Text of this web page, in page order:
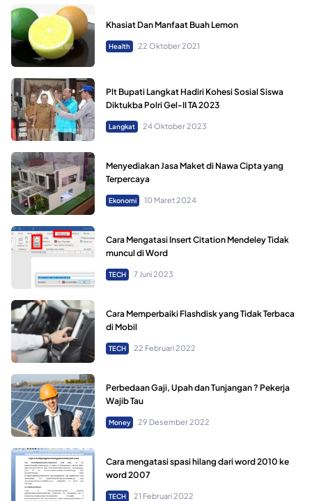
Khasiat Dan Manfaat Buah Lemon
Health 22 Oktober 2021
Plt Bupati Langkat Hadiri Kohesi Sosial Siswa
Diktukba Polri Gel-II TA 2023
Langkat 24 Oktober 2023
Menyediakan Jasa Maket di Nawa Cipta yang
Terpercaya
Ekonomi 10 Maret 2024
Cara Mengatasi Insert Citation Mendeley Tidak
muncul di Word
TECH 7 Juni 2023
Cara Memperbaiki Flashdisk yang Tidak Terbaca
di Mobil
TECH 22 Februari 2022
Perbedaan Gaji, Upah dan Tunjangan ? Pekerja
Wajib Tau
Money 29 Desember 2022
Cara mengatasi spasi hilang dari word 2010 ke
word 2007
TECH 21 Februari 2022